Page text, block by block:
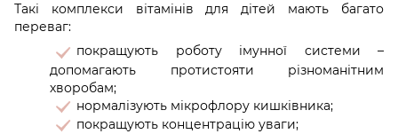
Такі комплекси вітамінів для дітей мають багато
переваг:
покращують роботу імунної системи –
допомагають протистояти різноманітним
хворобам;
нормалізують мікрофлору кишківника;
покращують концентрацію уваги;